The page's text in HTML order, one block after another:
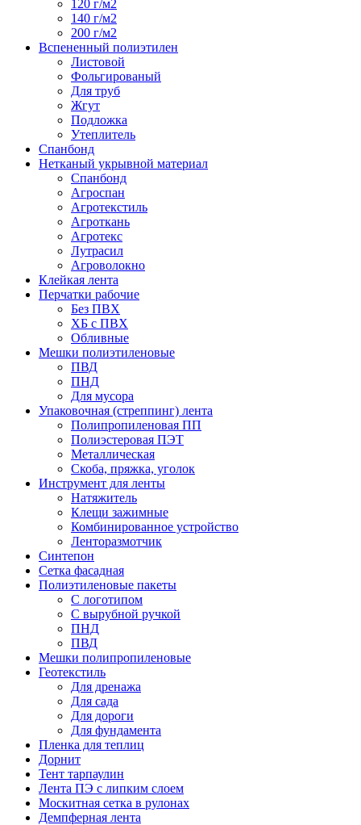
120 г/м2
140 г/м2
200 г/м2
Вспененный полиэтилен
Листовой
Фольгированый
Для труб
Жгут
Подложка
Утеплитель
Спанбонд
Нетканый укрывной материал
Спанбонд
Агроспан
Агротекстиль
Агроткань
Агротекс
Лутрасил
Агроволокно
Клейкая лента
Перчатки рабочие
Без ПВХ
ХБ с ПВХ
Обливные
Мешки полиэтиленовые
ПВД
ПНД
Для мусора
Упаковочная (стреппинг) лента
Полипропиленовая ПП
Полиэстеровая ПЭТ
Металлическая
Скоба, пряжка, уголок
Инструмент для ленты
Натяжитель
Клещи зажимные
Комбинированное устройство
Ленторазмотчик
Синтепон
Сетка фасадная
Полиэтиленовые пакеты
С логотипом
С вырубной ручкой
ПНД
ПВД
Мешки полипропиленовые
Геотекстиль
Для дренажа
Для сада
Для дороги
Для фундамента
Пленка для теплиц
Дорнит
Тент тарпаулин
Лента ПЭ с липким слоем
Москитная сетка в рулонах
Демпферная лента